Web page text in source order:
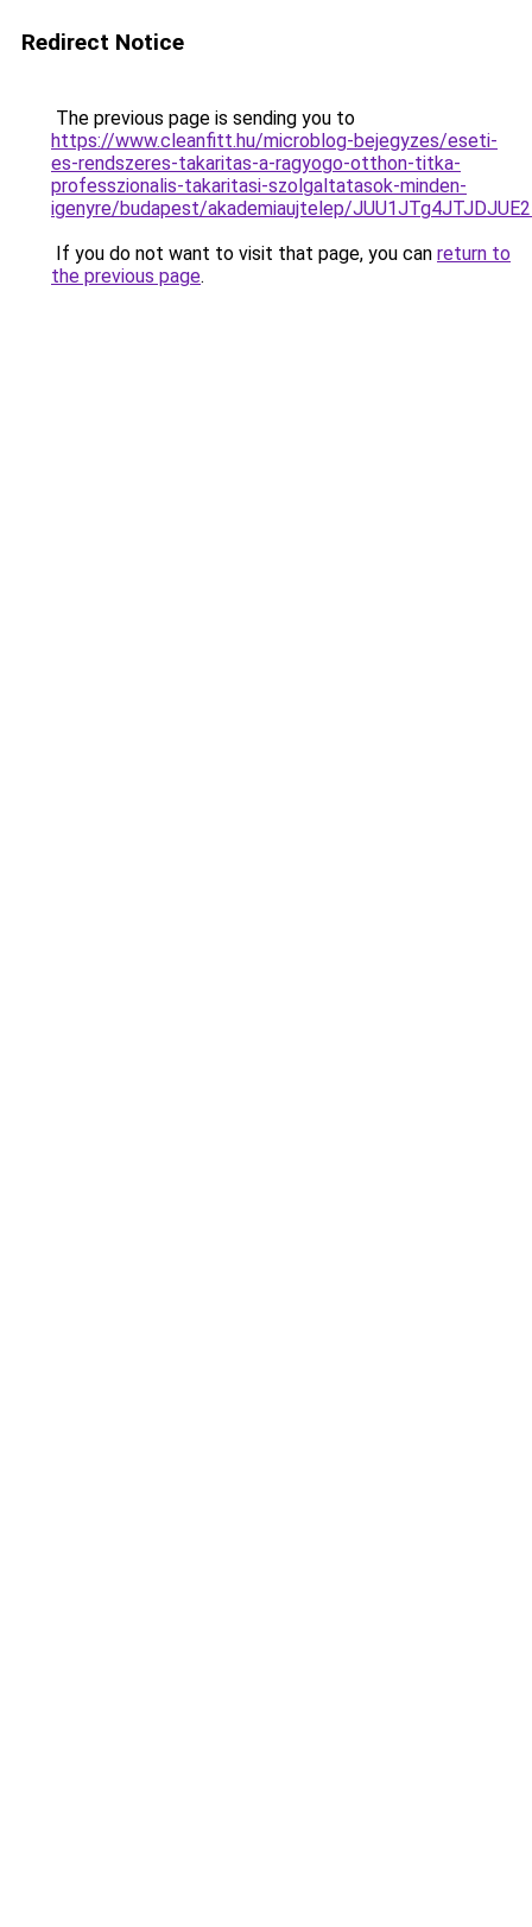
Redirect Notice
The previous page is sending you to
https://www.cleanfitt.hu/microblog-bejegyzes/eseti-
es-rendszeres-takaritas-a-ragyogo-otthon-titka-
professzionalis-takaritasi-szolgaltatasok-minden-
igenyre/budapest/akademiaujtelep/
If you do not want to visit that page, you can return to
the previous page.